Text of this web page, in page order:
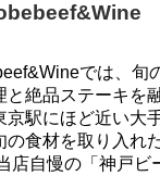
では、旬
と絶品ステーキを
京駅にほど近い大
の食材を取り入れ
店自慢の「神戸ビ